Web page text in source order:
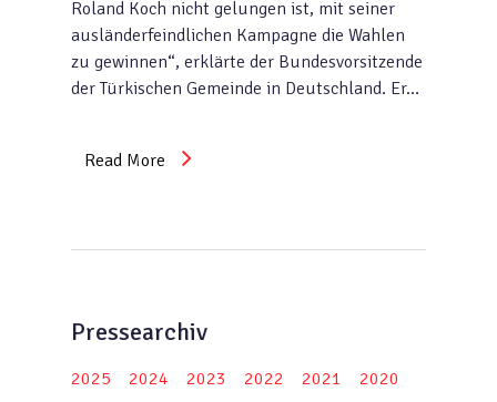
Roland Koch nicht gelungen ist, mit seiner
ausländerfeindlichen Kampagne die Wahlen
zu gewinnen“, erklärte der Bundesvorsitzende
der Türkischen Gemeinde in Deutschland. Er…
Read More
Pressearchiv
2025 2024 2023 2022 2021
2020